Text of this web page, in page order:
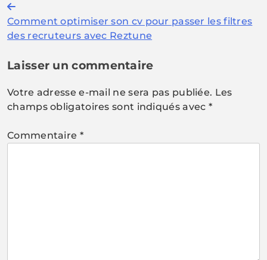
Navigation
de
Comment optimiser son cv pour passer les filtres
des recruteurs avec Reztune
Laisser un commentaire
Votre adresse e-mail ne sera pas publiée. Les
champs obligatoires sont indiqués avec *
Commentaire *